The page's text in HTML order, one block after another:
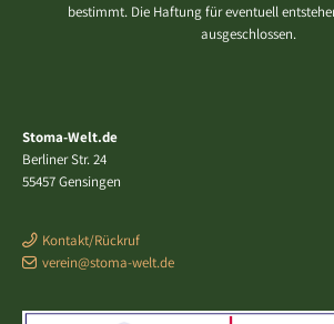
bestimmt. Die Haftung für eventuell
ausgeschlossen.
Stoma-Welt.de
Berliner Str. 24
55457 Gensingen
Kontakt/Rückruf
verein@stoma-welt.de